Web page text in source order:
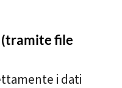
file
i dati